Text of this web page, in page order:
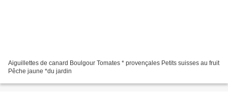
Aiguillettes de canard Boulgour Tomates * provençales Petits suisses au fruit
Pêche jaune *du jardin